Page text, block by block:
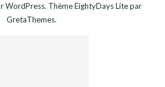
WordPress. ThèmeEightyDays Litepar
GretaThemes.